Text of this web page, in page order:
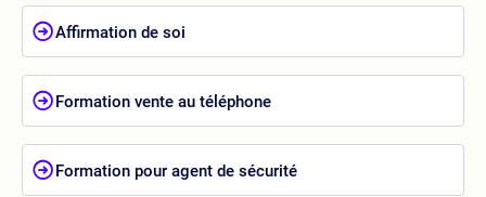
Affirmation de soi
Formation vente au téléphone
Formation pour agent de sécurité